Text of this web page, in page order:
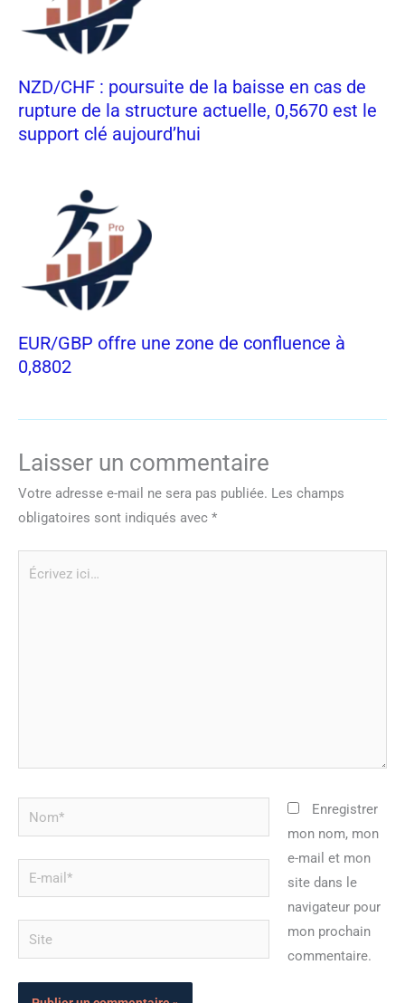
NZD/CHF : poursuite de la baisse en cas de
rupture de la structure actuelle, 0,5670 est le
support clé aujourd’hui
EUR/GBP offre une zone de confluence à
0,8802
Laisser un commentaire
Votre adresse e-mail ne sera pas publiée. Les champs
obligatoires sont indiqués avec *
Nom*
mail*
Site
Enregistrer
mon nom, mon
e-mail et mon
site dans le
navigateur pour
mon prochain
commentaire.